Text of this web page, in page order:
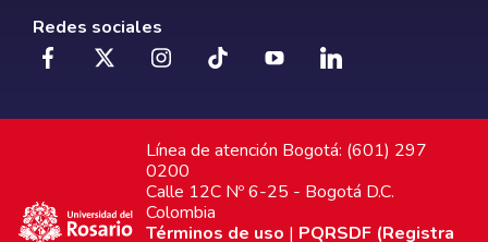
Redes sociales
Línea de atención Bogotá: (601) 297
0200
Calle 12C Nº 6-25 - Bogotá D.C.
Colombia
Términos de uso | PQRSDF (Registra